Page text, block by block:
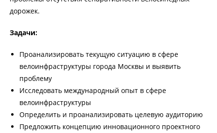
дорожек.
Задачи:
Проанализировать текущую ситуацию в сфере
велоинфраструктуры города Москвы и выявить
проблему
Исследовать международный опыт в сфере
велоинфраструктуры
Определить и проанализировать целевую аудиторию
Предложить концепцию инновационного проектного